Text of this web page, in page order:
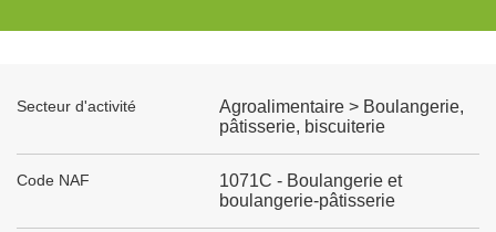
Secteur d'activité
Agroalimentaire > Boulangerie,
pâtisserie, biscuiterie
Code NAF
1071C - Boulangerie et
boulangerie-pâtisserie